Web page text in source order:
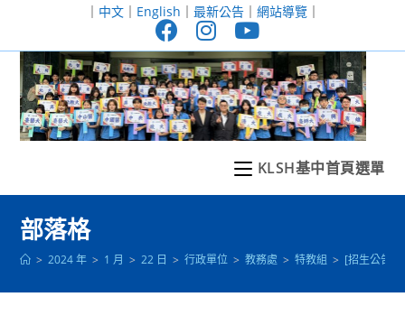
至
｜ 中文｜ English ｜ 最新公告｜ 網站導覽｜
KLSH基中首頁選單
部落格
> 2024 年 > 1 月 > 22 日 > 行政單位 > 教務處 > 特教組 > [招生公告]